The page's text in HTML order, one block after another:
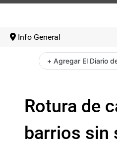
Info General
+ Agregar El Diario
Rotura de
barrios sin